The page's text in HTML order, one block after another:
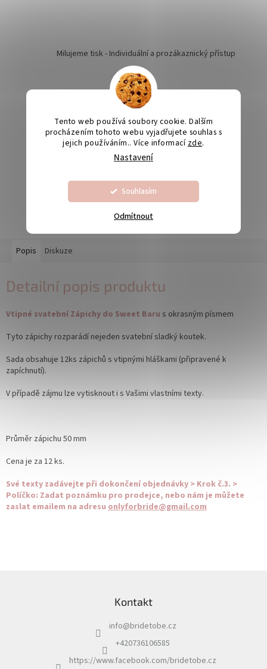
Tento web používá soubory cookie. Dalším
procházením tohoto webu vyjadřujete souhlas s
jejich používáním.. Více informací zde.
Nastavení
Odmítnout
Souhlasím
Milujeme tisk - Individuální a prozákaznický přístup
Kvalita je naší prioritou
Odesíláme na Slovensko
Výroba svatebních oznámení 5-10 dnů
Popis Diskuze
Detailní popis produktu
Vtipné svatební Zápichy do Sweet Baru s okrasným písmem
Tyto zápichy rozparádí nejeden svatební sladký koutek.
Sada obsahuje 12ks zápichů s vtipnými hláškami (připravené k
zapíchnutí).
V případě zájmu lze vytisknout i s Vašimi vlastními texty.
Průměr zápichu 50 mm
Cena je za 12 ks.
Své texty zadávejte při dokončení objednávky > Krok č.3. >
Políčko: Zadat poznámku pro prodejce, nebo nám je můžete
zaslat emailem na adresu onlyforbride@gmail.com
Kontakt
info@bridetobe.cz
+420736106585
https://www.facebook.com/bridetobe.cz